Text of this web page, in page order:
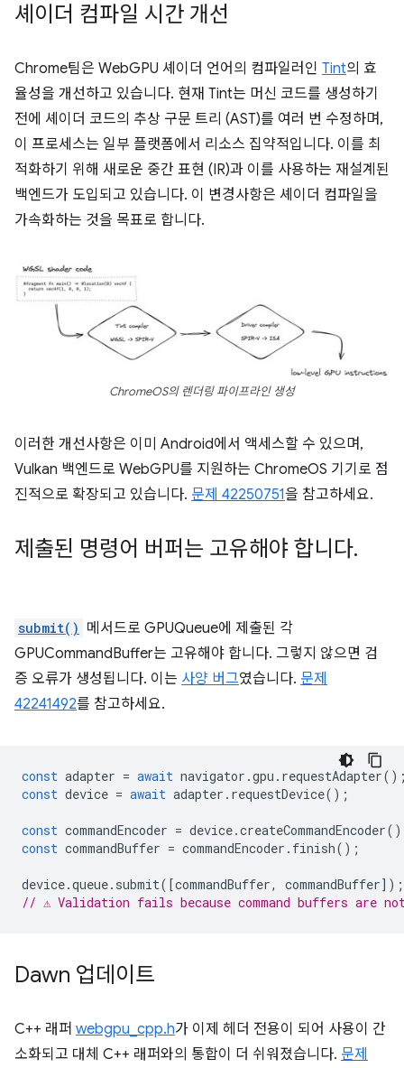
셰이더 컴파일 시간 개선
Chrome팀은 WebGPU 셰이더 언어의 컴파일러인 Tint의 효
율성을 개선하고 있습니다. 현재 Tint는 머신 코드를 생성하기
전에 셰이더 코드의 추상 구문 트리 (AST)를 여러 번 수정하며,
이 프로세스는 일부 플랫폼에서 리소스 집약적입니다. 이를 최
적화하기 위해 새로운 중간 표현 (IR)과 이를 사용하는 재설계된
백엔드가 도입되고 있습니다. 이 변경사항은 셰이더 컴파일을
가속화하는 것을 목표로 합니다.
ChromeOS의 렌더링 파이프라인 생성
이러한 개선사항은 이미 Android에서 액세스할 수 있으며,
Vulkan 백엔드로 WebGPU를 지원하는 ChromeOS 기기로 점
진적으로 확장되고 있습니다. 문제 42250751을 참고하세요.
제출된 명령어 버퍼는 고유해야 합니다.
submit() 메서드로 GPUQueue에 제출된 각
GPUCommandBuffer는 고유해야 합니다. 그렇지 않으면 검
증 오류가 생성됩니다. 이는 사양 버그였습니다. 문제
42241492를 참고하세요.
const adapter = await navigator .gpu . requestAdapter
const device = await adapter . requestDevice();
const commandEncoder = device.createCommandEncoder
const commandBuffer = commandEncoder . finish();
device.queue. submit([commandBuffer, commandBuffer]);
// ⚠️ Validation fails because command buffers are
Dawn 업데이트
C++ 래퍼 webgpu_cpp.h가 이제 헤더 전용이 되어 사용이 간
소화되고 대체 C++ 래퍼와의 통합이 더 쉬워졌습니다. 문제